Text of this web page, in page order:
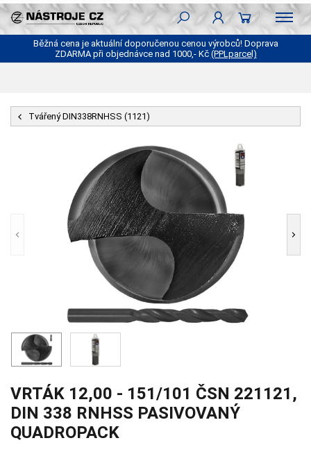
Běžná cena je aktuální doporučenou cenou výrobců! Doprava
ZDARMA při objednávce nad 1000,- Kč (PPLparcel)
Tvářený DIN338RNHSS (1121)
VRTÁK 12,00 - 151/101 ČSN 221121,
DIN 338 RNHSS PASIVOVANÝ
QUADROPACK